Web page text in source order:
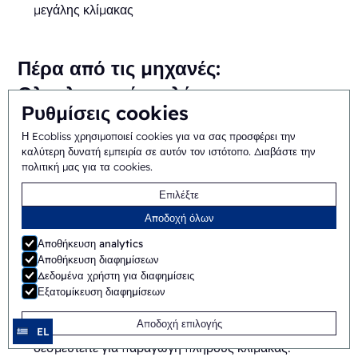
Ρυθμίσεις cookies
Η Ecobliss χρησιμοποιεί cookies για να σας προσφέρει την
καλύτερη δυνατή εμπειρία σε αυτόν τον ιστότοπο. Διαβάστε την
πολιτική μας για τα cookies.
Επιλέξτε
Αποδοχή όλων
Αποθήκευση analytics
Αποθήκευση διαφημίσεων
Δεδομένα χρήστη για διαφημίσεις
Εξατομίκευση διαφημίσεων
Αποδοχή επιλογής
μεγάλης κλίμακας
Πέρα από τις μηχανές:
Ολοκληρωμένες λύσεις
συσκευασίας
Η Ecobliss δεν σταματά στην προμήθεια μηχανών
συσκευασίας. Προσφέρουμε ολοκληρωμένες λύσεις που
στηρίζουν τις ανάγκες συσκευασίας σας σε κάθε στάδιο:
Πρωτότυπα και παραγωγή δειγμάτων: Κατανοούμε
τησημασία της δοκιμής και της βελτίωσης των
σχεδίων συσκευασίας σας
υπηρεσίες δημιουργίας πρωτοτύπων και παραγωγής
να αξιολογήσετε τις ιδέες συσκευασίας σας πριν
δεσμευτείτε για παραγωγή πλήρους κλίμακας.
EL